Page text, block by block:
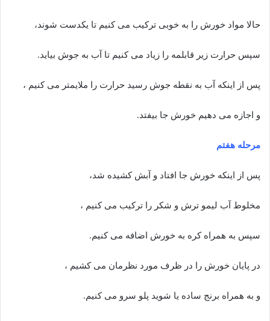
حالا مواد خورش را به خوبی ترکیب می کنیم تا یکدست شوند،
سپس حرارت زیر قابلمه را زیاد می کنیم تا آب به جوش بیاید.
پس از اینکه آب به نقطه جوش رسید حرارت را ملایمتر می کنیم ،
و اجازه می دهیم خورش جا بیفتد.
مرحله هفتم
پس از اینکه خورش جا افتاد و آبش کشیده شد،
مخلوط آب لیمو ترش و شکر را ترکیب می کنیم ،
سپس به همراه کره به خورش اضافه می کنیم.
در پایان خورش را در ظرف مورد نظرمان می کشیم ،
و به همراه برنج ساده یا شوید پلو سرو می کنیم.